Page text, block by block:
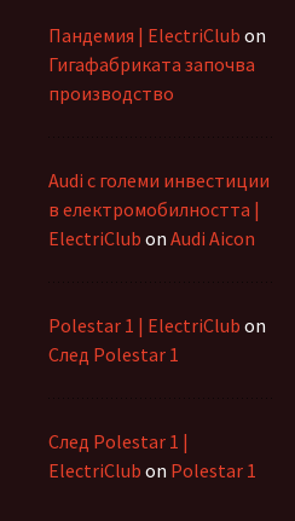
Пандемия | ElectriClub on
Гигафабриката започва
производство
Audi с големи инвестиции
в електромобилността |
ElectriClub on Audi Aicon
Polestar 1 | ElectriClub on
След Polestar 1
След Polestar 1 |
ElectriClub on Polestar 1